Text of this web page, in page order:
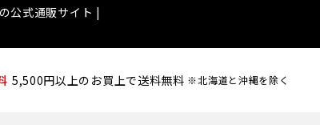
公式通販サイト |
5,500円以上のお買上で送料無料 ※北海道と沖縄を除く